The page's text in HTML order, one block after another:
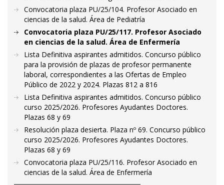
Convocatoria plaza PU/25/104. Profesor Asociado en
ciencias de la salud. Área de Pediatría
Convocatoria plaza PU/25/117. Profesor Asociado
en ciencias de la salud. Área de Enfermería
Lista Definitiva aspirantes admitidos. Concurso público
para la provisión de plazas de profesor permanente
laboral, correspondientes a las Ofertas de Empleo
Público de 2022 y 2024. Plazas 812 a 816
Lista Definitiva aspirantes admitidos. Concurso público
curso 2025/2026. Profesores Ayudantes Doctores.
Plazas 68 y 69
Resolución plaza desierta. Plaza nº 69. Concurso público
curso 2025/2026. Profesores Ayudantes Doctores.
Plazas 68 y 69
Convocatoria plaza PU/25/116. Profesor Asociado en
ciencias de la salud. Área de Enfermería